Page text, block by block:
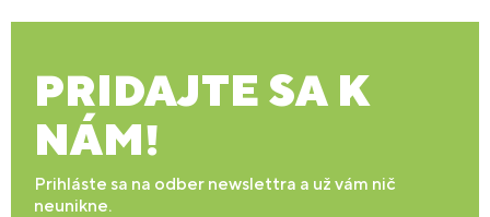
PRIDAJTE SA K
NÁM!
Prihláste sa na odber newslettra a už vám nič
neunikne.